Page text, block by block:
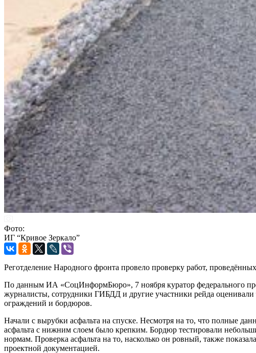
Фото:
ИГ “Кривое Зеркало”
Реготделение Народного фронта провело проверку работ,
По данным ИА «СоцИнформБюро», 7 ноября куратор федерального
журналисты, сотрудники ГИБДД и другие участники рейда оценивали
ограждений и бордюров.
Начали с вырубки асфальта на спуске. Несмотря на то, что полные
асфальта с нижним слоем было крепким. Бордюр тестировали
нормам. Проверка асфальта на то, насколько он ровный, также
проектной документацией.